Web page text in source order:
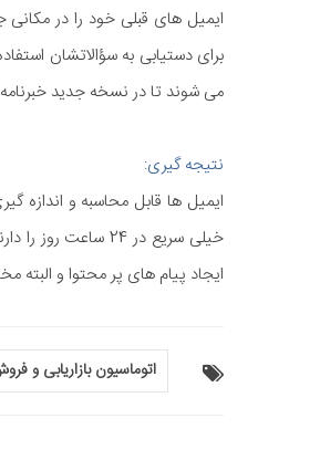
ایمیل های قبلی خود را در مکانی
برای دستیابی به سؤالاتشان
می شوند تا در نسخه جدید
نتیجه گیری:
ایمیل ها قابل محاسبه و اندازه
خیلی سریع در 24
ایجاد پیام های پر محتوا و البته
اتوماسیون بازاریابی و